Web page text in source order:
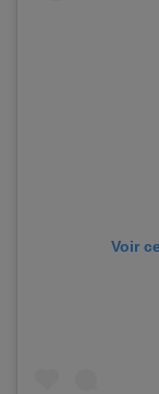
Voir